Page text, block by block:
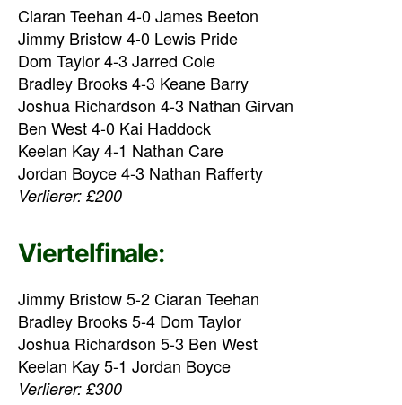
Ciaran Teehan 4-0 James Beeton
Jimmy Bristow 4-0 Lewis Pride
Dom Taylor 4-3 Jarred Cole
Bradley Brooks 4-3 Keane Barry
Joshua Richardson 4-3 Nathan Girvan
Ben West 4-0 Kai Haddock
Keelan Kay 4-1 Nathan Care
Jordan Boyce 4-3 Nathan Rafferty
Verlierer: £200
Viertelfinale:
Jimmy Bristow 5-2 Ciaran Teehan
Bradley Brooks 5-4 Dom Taylor
Joshua Richardson 5-3 Ben West
Keelan Kay 5-1 Jordan Boyce
Verlierer: £300